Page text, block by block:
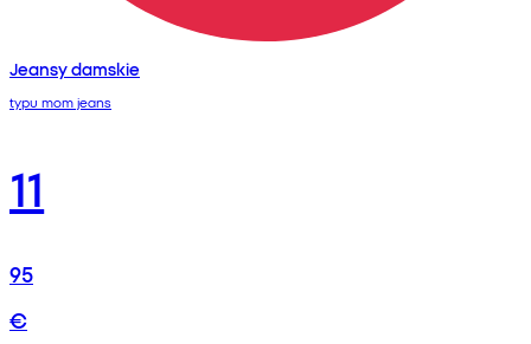
Jeansy damskie
typu mom jeans
11
95
€